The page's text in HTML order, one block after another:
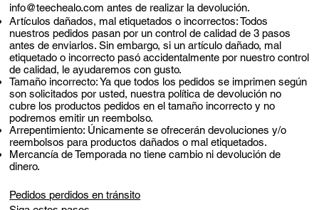
info@teechealo.com antes de realizar la devolución.
Artículos dañados, mal etiquetados o incorrectos: Todos
nuestros pedidos pasan por un control de calidad de 3 pasos
antes de enviarlos. Sin embargo, si un artículo dañado, mal
etiquetado o incorrecto pasó accidentalmente por nuestro control
de calidad, le ayudaremos con gusto.
Tamaño incorrecto: Ya que todos los pedidos se imprimen según
son solicitados por usted, nuestra política de devolución no
cubre los productos pedidos en el tamaño incorrecto y no
podremos emitir un reembolso.
Arrepentimiento: Únicamente se ofrecerán devoluciones y/o
reembolsos para productos dañados o mal etiquetados.
Mercancía de Temporada no tiene cambio ni devolución de
dinero.
Pedidos perdidos en tránsito